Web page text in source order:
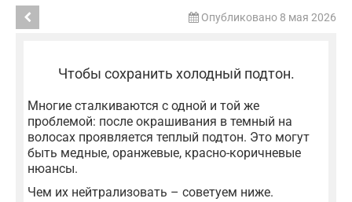
Опубликовано 8 мая 2026
Чтобы сохранить холодный подтон.
Многие сталкиваются с одной и той же
проблемой: после окрашивания в темный на
волосах проявляется теплый подтон. Это могут
быть медные, оранжевые, красно-коричневые
нюансы.
Чем их нейтрализовать – советуем ниже.